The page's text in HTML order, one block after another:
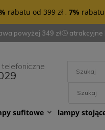
rabatu od 399 zł , 7% rabatu
powyżej 349 zł atrakcyjne
sufitowe lampy